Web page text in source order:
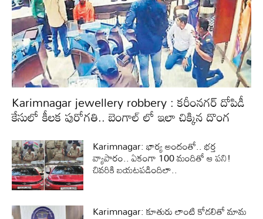
Karimnagar jewellery robbery : కరీంనగర్ దోపిడీ
కేసులో కీలక పురోగతి.. బెంగాల్ లో ఇలా చిక్కిన దొంగ
Karimnagar: భార్య అందంతో.. భర్త
వ్యాపారం.. ఏకంగా 100 మందితో ఆ పని!
చివరికి బయటపడిందిలా..
Karimnagar: కూతురు లాంటి కోడలితో మామ